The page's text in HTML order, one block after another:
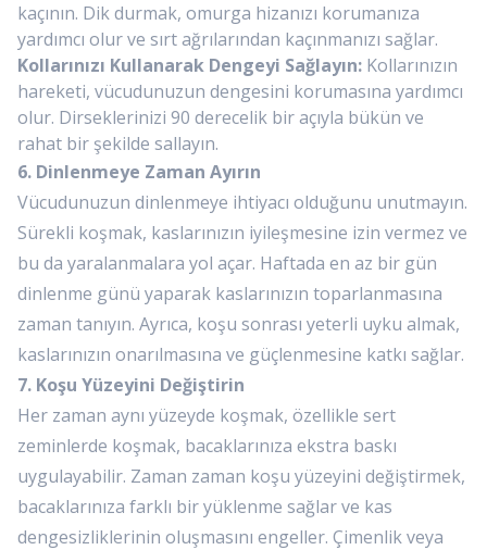
kaçının. Dik durmak, omurga hizanızı korumanıza
yardımcı olur ve sırt ağrılarından kaçınmanızı sağlar.
Kollarınızı Kullanarak Dengeyi Sağlayın: Kollarınızın
hareketi, vücudunuzun dengesini korumasına yardımcı
olur. Dirseklerinizi 90 derecelik bir açıyla bükün ve
rahat bir şekilde sallayın.
6. Dinlenmeye Zaman Ayırın
Vücudunuzun dinlenmeye ihtiyacı olduğunu unutmayın.
Sürekli koşmak, kaslarınızın iyileşmesine izin vermez ve
bu da yaralanmalara yol açar. Haftada en az bir gün
dinlenme günü yaparak kaslarınızın toparlanmasına
zaman tanıyın. Ayrıca, koşu sonrası yeterli uyku almak,
kaslarınızın onarılmasına ve güçlenmesine katkı sağlar.
7. Koşu Yüzeyini Değiştirin
Her zaman aynı yüzeyde koşmak, özellikle sert
zeminlerde koşmak, bacaklarınıza ekstra baskı
uygulayabilir. Zaman zaman koşu yüzeyini değiştirmek,
bacaklarınıza farklı bir yüklenme sağlar ve kas
dengesizliklerinin oluşmasını engeller. Çimenlik veya